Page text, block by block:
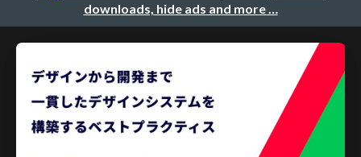
downloads, hide ads and more …